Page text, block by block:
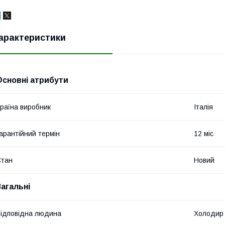
атрибути
виробник Італія
термін 12 міс
Новий
людина Холодир